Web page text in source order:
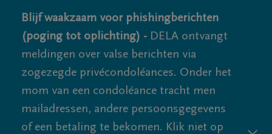
Blijf waakzaam voor phishingberichten
(poging tot oplichting) - DELA ontvangt
meldingen over valse berichten via
zogezegde privécondoléances. Onder het
mom van een condoléance tracht men
mailadressen, andere persoonsgegevens
of een betaling te bekomen. Klik niet op